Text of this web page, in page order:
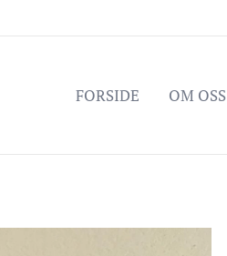
FORSIDE OM OSS